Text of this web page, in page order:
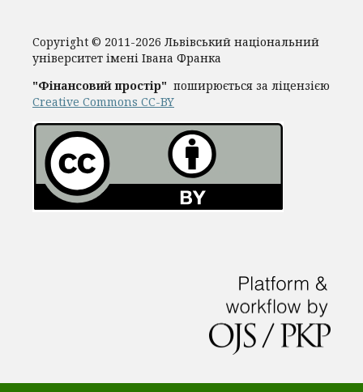
Copyright © 2011-2026 Львівський національний
університет імені Івана Франка
"Фінансовий простір" поширюється за ліцензією
Creative Commons CC-BY